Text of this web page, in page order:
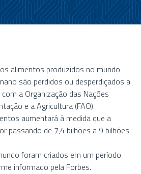
alimentos produzidos no mundo
são perdidos ou desperdiçados a
a Organização das Nações
e a Agricultura (FAO).
aumentará à medida que a
passando de 7,4 bilhões a 9 bilhões
foram criados em um período
informado pela Forbes.